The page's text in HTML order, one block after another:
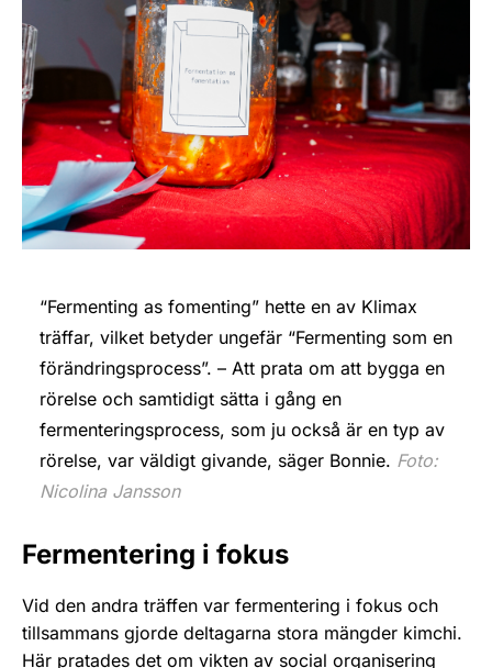
“Fermenting as fomenting” hette en av Klimax
träffar, vilket betyder ungefär “Fermenting som en
förändringsprocess”. – Att prata om att bygga en
rörelse och samtidigt sätta i gång en
fermenteringsprocess, som ju också är en typ av
rörelse, var väldigt givande, säger Bonnie. Foto:
Nicolina Jansson
Fermentering i fokus
Vid den andra träffen var fermentering i fokus och
tillsammans gjorde deltagarna stora mängder kimchi.
Här pratades det om vikten av social organisering